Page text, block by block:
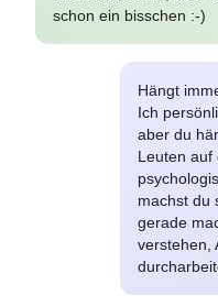
schon ein bisschen :-)
Hängt
Ich
aber du
Leuten auf
machst du
gerade
verstehen,